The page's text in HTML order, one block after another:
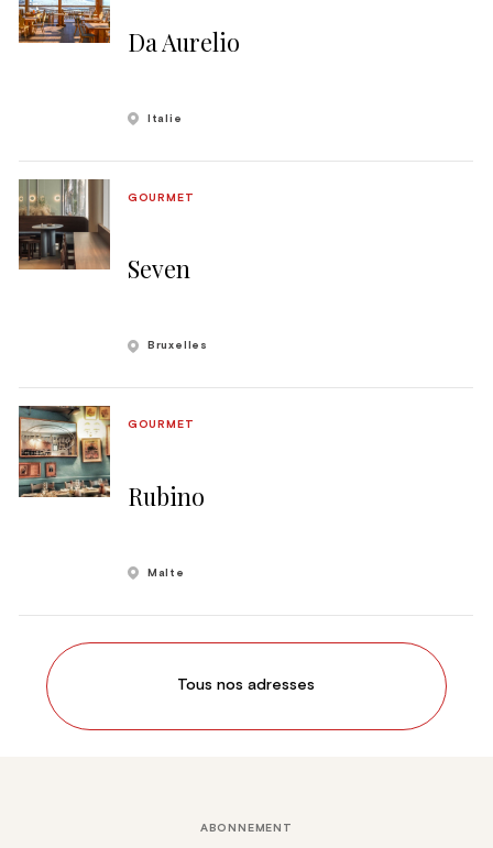
Da Aurelio
Italie
Seven
GOURMET
Bruxelles
Rubino
GOURMET
Malte
Tous nos adresses
ABONNEMENT